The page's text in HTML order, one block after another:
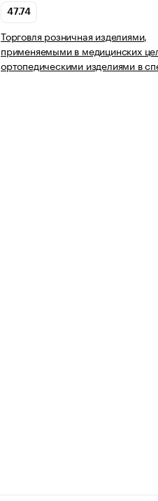
47.74
Торговля розничная изделиями,
применяемыми в медицинских
ортопедическими изделиями в